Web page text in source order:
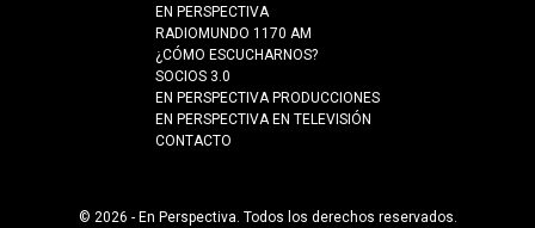
EN PERSPECTIVA
RADIOMUNDO 1170 AM
¿CÓMO ESCUCHARNOS?
SOCIOS 3.0
EN PERSPECTIVA PRODUCCIONES
EN PERSPECTIVA EN TELEVISIÓN
CONTACTO
© 2026 - En Perspectiva. Todos los derechos reservados.